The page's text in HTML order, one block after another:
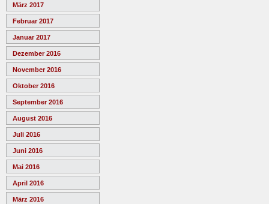
März 2017
Februar 2017
Januar 2017
Dezember 2016
November 2016
Oktober 2016
September 2016
August 2016
Juli 2016
Juni 2016
Mai 2016
April 2016
März 2016